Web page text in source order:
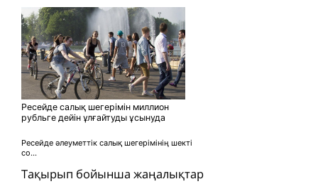
Тақырып бойынша жаңалықтар
Ресейде салық шегерімін миллион
рубльге дейін ұлғайтуды ұсынуда
Ресейде әлеуметтік салық шегерімінің шекті
со...